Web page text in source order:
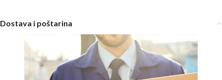
Dostava i poštarina